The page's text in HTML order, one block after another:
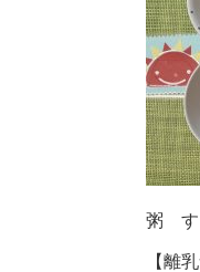
粥 す
【離